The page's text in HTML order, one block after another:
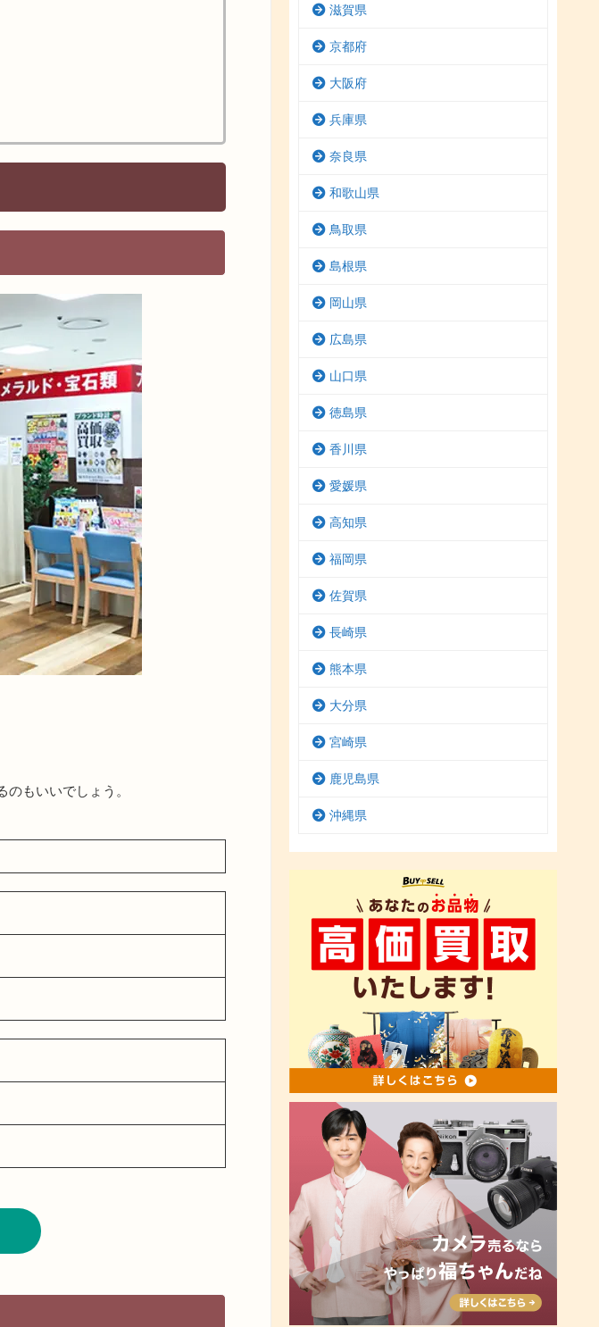
もいいでしょう。
滋賀県
京都府
大阪府
兵庫県
奈良県
和歌山県
鳥取県
島根県
岡山県
広島県
山口県
徳島県
香川県
愛媛県
高知県
福岡県
佐賀県
長崎県
熊本県
大分県
宮崎県
鹿児島県
沖縄県